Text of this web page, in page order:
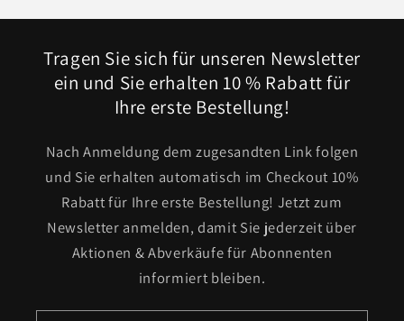
Tragen Sie sich für unseren Newsletter
ein und Sie erhalten 10 % Rabatt für
Ihre erste Bestellung!
Nach Anmeldung dem zugesandten Link folgen
und Sie erhalten automatisch im Checkout 10%
Rabatt für Ihre erste Bestellung! Jetzt zum
Newsletter anmelden, damit Sie jederzeit über
Aktionen & Abverkäufe für Abonnenten
informiert bleiben.